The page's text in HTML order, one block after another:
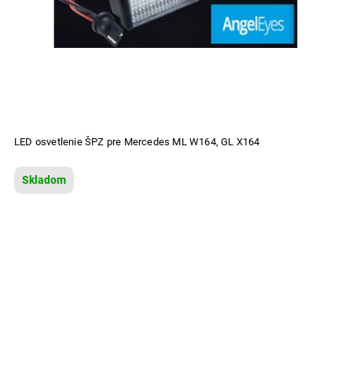
LED osvetlenie ŠPZ pre Mercedes ML W164, GL X164
Skladom